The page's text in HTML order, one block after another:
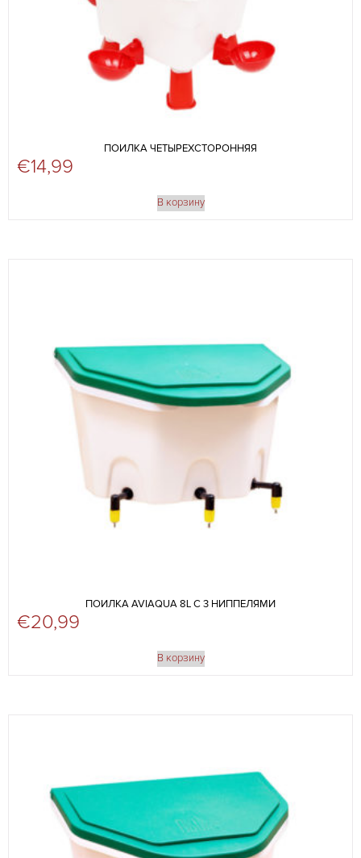
ПОИЛКА ЧЕТЫРЕХСТОРОННЯЯ
€14,99
В корзину
ПОИЛКА AVIAQUA 8L С 3 НИППЕЛЯМИ
€20,99
В корзину